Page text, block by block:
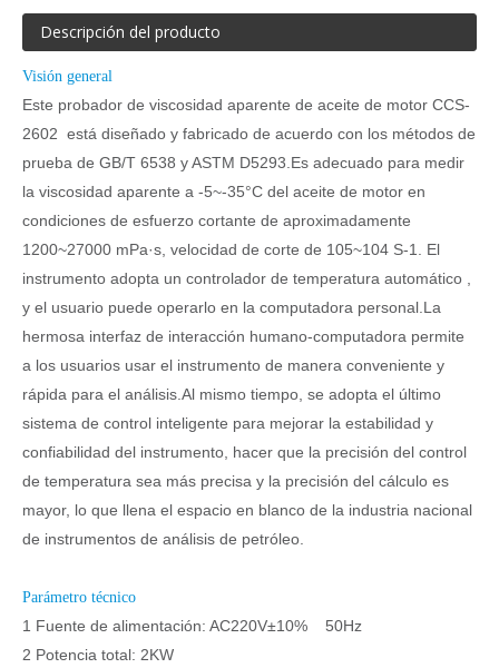
Descripción del producto
Visión general
Este probador de viscosidad aparente de aceite de motor CCS-
2602 está diseñado y fabricado de acuerdo con los métodos de
prueba de GB/T 6538 y ASTM D5293.Es adecuado para medir
la viscosidad aparente a -5~-35°C del aceite de motor en
condiciones de esfuerzo cortante de aproximadamente
1200~27000 mPa·s, velocidad de corte de 105~104 S-1. El
instrumento adopta un controlador de temperatura automático ,
y el usuario puede operarlo en la computadora personal.La
hermosa interfaz de interacción humano-computadora permite
a los usuarios usar el instrumento de manera conveniente y
rápida para el análisis.Al mismo tiempo, se adopta el último
sistema de control inteligente para mejorar la estabilidad y
confiabilidad del instrumento, hacer que la precisión del control
de temperatura sea más precisa y la precisión del cálculo es
mayor, lo que llena el espacio en blanco de la industria nacional
de instrumentos de análisis de petróleo.
Parámetro técnico
1 Fuente de alimentación: AC220V±10% 50Hz
2 Potencia total: 2KW